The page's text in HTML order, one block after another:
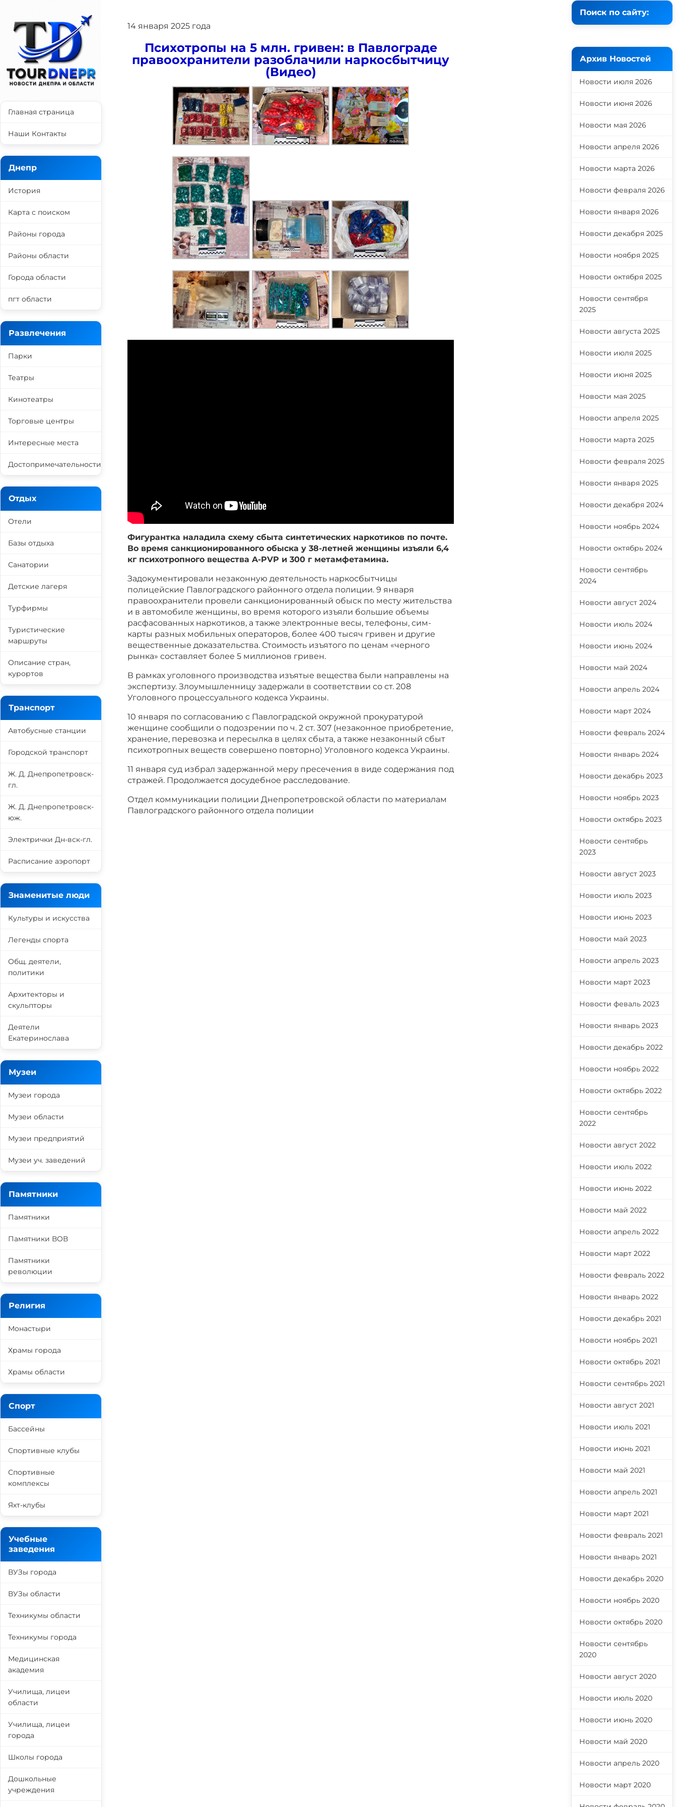
14 января 2025 года
Психотропы на 5 млн. гривен: в Павлограде
правоохранители разоблачили наркосбытчицу
(Видео)
Фигурантка наладила схему сбыта синтетических наркотиков по почте.
Во время санкционированного обыска у 38-летней женщины изъяли 6,4
кг психотропного вещества A-PVP и 300 г метамфетамина.
Задокументировали незаконную деятельность наркосбытчицы
полицейские Павлоградского районного отдела полиции. 9 января
правоохранители провели санкционированный обыск по месту жительства
и в автомобиле женщины, во время которого изъяли большие объемы
расфасованных наркотиков, а также электронные весы, телефоны, сим-
карты разных мобильных операторов, более 400 тысяч гривен и другие
вещественные доказательства. Стоимость изъятого по ценам «черного
рынка» составляет более 5 миллионов гривен.
В рамках уголовного производства изъятые вещества были направлены на
экспертизу. Злоумышленницу задержали в соответствии со ст. 208
Уголовного процессуального кодекса Украины.
10 января по согласованию с Павлоградской окружной прокуратурой
женщине сообщили о подозрении по ч. 2 ст. 307 (незаконное приобретение,
хранение, перевозка и пересылка в целях сбыта, а также незаконный сбыт
психотропных веществ совершено повторно) Уголовного кодекса Украины.
11 января суд избрал задержанной меру пресечения в виде содержания под
стражей. Продолжается досудебное расследование.
Отдел коммуникации полиции Днепропетровской области по материалам
Павлоградского районного отдела полиции
Главная страница
Наши Контакты
Днепр
История
Карта с поиском
Районы города
Районы области
Города области
пгт области
Развлечения
Парки
Театры
Кинотеатры
Торговые центры
Интересные места
Достопримечательности
Отдых
Отели
Базы отдыха
Санатории
Детские лагеря
Турфирмы
Туристические
маршруты
Описание стран,
курортов
Транспорт
Автобусные станции
Городской транспорт
Ж. Д. Днепропетровск-
гл.
Ж. Д. Днепропетровск-
юж.
Электрички Дн-вск-гл.
Расписание аэропорт
Знаменитые люди
Культуры и искусства
Легенды спорта
Общ. деятели,
политики
Архитекторы и
скульпторы
Деятели
Екатеринослава
Музеи
Музеи города
Музеи области
Музеи предприятий
Музеи уч. заведений
Памятники
Памятники
Памятники ВОВ
Памятники
революции
Религия
Монастыри
Храмы города
Храмы области
Спорт
Бассейны
Спортивные клубы
Спортивные
комплексы
Яхт-клубы
Учебные
заведения
ВУЗы города
ВУЗы области
Техникумы области
Техникумы города
Медицинская
академия
Училища, лицеи
области
Училища, лицеи
города
Школы города
Дошкольные
учреждения
Поиск по сайту:
Архив Новостей
Новости июля 2026
Новости июня 2026
Новости мая 2026
Новости апреля 2026
Новости марта 2026
Новости февраля 2026
Новости января 2026
Новости декабря 2025
Новости ноября 2025
Новости октября 2025
Новости сентября
2025
Новости августа 2025
Новости июля 2025
Новости июня 2025
Новости мая 2025
Новости апреля 2025
Новости марта 2025
Новости февраля 2025
Новости января 2025
Новости декабря 2024
Новости ноябрь 2024
Новости октябрь 2024
Новости сентябрь
2024
Новости август 2024
Новости июль 2024
Новости июнь 2024
Новости май 2024
Новости апрель 2024
Новости март 2024
Новости февраль 2024
Новости январь 2024
Новости декабрь 2023
Новости ноябрь 2023
Новости октябрь 2023
Новости сентябрь
2023
Новости август 2023
Новости июль 2023
Новости июнь 2023
Новости май 2023
Новости апрель 2023
Новости март 2023
Новости феваль 2023
Новости январь 2023
Новости декабрь 2022
Новости ноябрь 2022
Новости октябрь 2022
Новости сентябрь
2022
Новости август 2022
Новости июль 2022
Новости июнь 2022
Новости май 2022
Новости апрель 2022
Новости март 2022
Новости февраль 2022
Новости январь 2022
Новости декабрь 2021
Новости ноябрь 2021
Новости октябрь 2021
Новости сентябрь 2021
Новости август 2021
Новости июль 2021
Новости июнь 2021
Новости май 2021
Новости апрель 2021
Новости март 2021
Новости февраль 2021
Новости январь 2021
Новости декабрь 2020
Новости ноябрь 2020
Новости октябрь 2020
Новости сентябрь
2020
Новости август 2020
Новости июль 2020
Новости июнь 2020
Новости май 2020
Новости апрель 2020
Новости март 2020